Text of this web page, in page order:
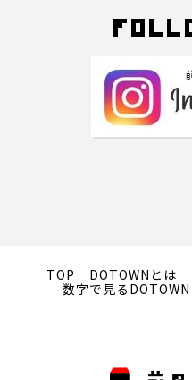
TOP DOTOWNとは
数字で見るDOTOWN